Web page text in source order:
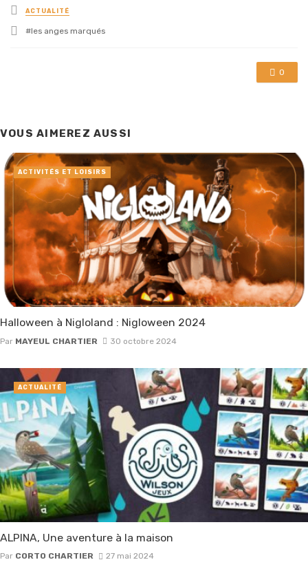
Posted
in
ACTUALITÉ
Tagged
les anges marqués
0
VOUS AIMEREZ AUSSI
Halloween à Nigloland : Nigloween 2024
Par MAYEUL CHARTIER 30 octobre 2024
ACTIVITÉS ET LOISIRS
ALPINA, Une aventure à la maison
Par CORTO CHARTIER 27 mai 2024
ACTUALITÉ